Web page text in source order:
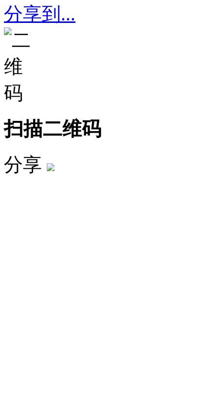
分享到...
扫描二维码
分享